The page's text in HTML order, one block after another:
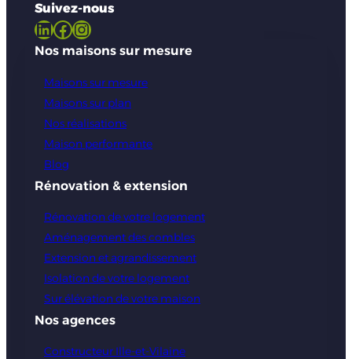
Suivez-nous
LinkedIn Facebook Instagram
Nos maisons sur mesure
Maisons sur mesure
Maisons sur plan
Nos réalisations
Maison performante
Blog
Rénovation & extension
Rénovation de votre logement
Aménagement des combles
Extension et agrandissement
Isolation de votre logement
Sur élévation de votre maison
Nos agences
Constructeur Ille-et-Vilaine